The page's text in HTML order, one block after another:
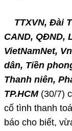
TTXVN, Đài
CAND, QĐND,
VietNamNet,
dân, Tiền
Thanh niên,
TP.HCM(30/7)
cố tình thanh
báo cho biết,